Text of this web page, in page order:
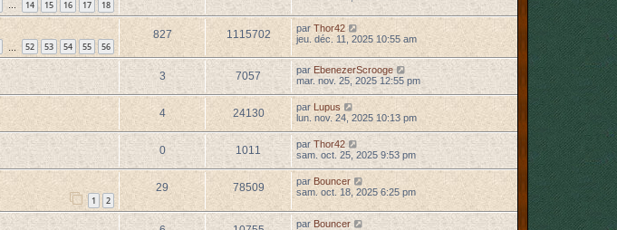
… 14 15 16 17 18
… 52 53 54 55 56
827 1115702 par Thor42
jeu. déc. 11, 2025 10:55 am
3 7057 par EbenezerScrooge
mar. nov. 25, 2025 12:55 pm
4 24130 par
Lupus
lun. nov. 24, 2025 10:13 pm
0 1011 parThor42
sam. oct. 25, 2025 9:53 pm
1 2
29 78509 par Bouncer
sam. oct. 18, 2025 6:25 pm
par Bouncer